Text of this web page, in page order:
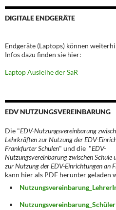
DIGITALE ENDGERÄTE
Endgeräte (Laptops) können
Infos dazu finden sie hier:
Laptop Ausleihe der SaR
EDV NUTZUNGSVEREINBARUNG
Die "EDV-Nutzungsvereinbarung
Lehrkräften zur Nutzung der EDV-
Frankfurter Schulen" und die "EDV-
Nutzungsvereinbarung zwischen Schule
zur Nutzung der EDV-Einrichtungen an
kann hier als PDF herunter geladen